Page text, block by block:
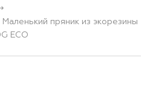
пряник из экорезины
ECO